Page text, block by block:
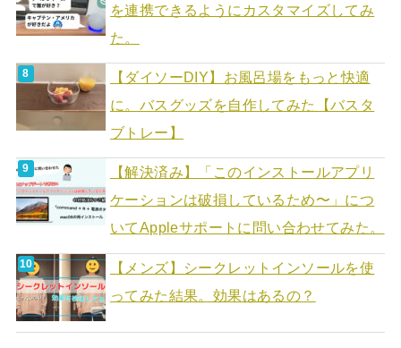
を連携できるようにカスタマイズしてみ
た。
【ダイソーDIY】お風呂場をもっと快適
に。バスグッズを自作してみた【バスタ
ブトレー】
【解決済み】「このインストールアプリ
ケーションは破損しているため〜」につ
いてAppleサポートに問い合わせてみた。
【メンズ】シークレットインソールを使
ってみた結果。効果はあるの？